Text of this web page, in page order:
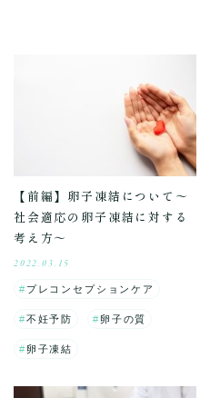
【前編】卵子凍結について～
社会適応の卵子凍結に対する
考え方～
2022.03.15
プレコンセプションケア
不妊予防 卵子の質
卵子凍結